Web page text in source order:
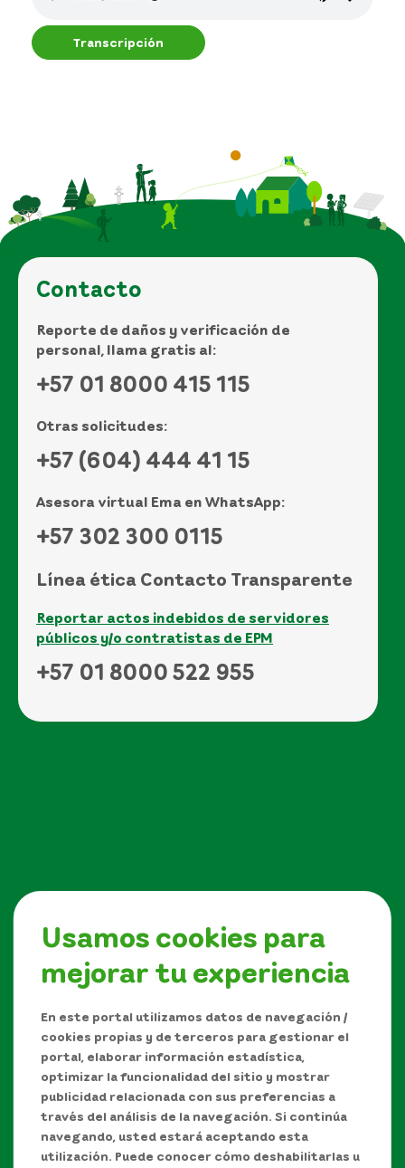
Transcripción
Usamos cookies para
mejorar tu experiencia
En este portal utilizamos datos de navegación /
cookies propias y de terceros para gestionar el
portal, elaborar información estadística,
optimizar la funcionalidad del sitio y mostrar
publicidad relacionada con sus preferencias a
través del análisis de la navegación. Si continúa
navegando, usted estará aceptando esta
utilización. Puede conocer cómo deshabilitarlas u
Contacto
Reporte de daños y verificación de
personal, llama gratis al:
+57 01 8000 415 115
Otras solicitudes:
+57 (604) 444 41 15
Asesora virtual Ema en WhatsApp:
+57 302 300 0115
Línea ética Contacto Transparente
Reportar actos indebidos de servidores
públicos y/o contratistas de EPM
+57 01 8000 522 955
Síguenos en